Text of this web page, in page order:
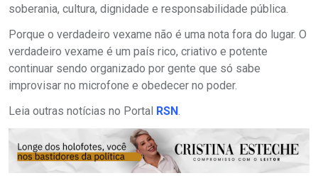
soberania, cultura, dignidade e responsabilidade pública.
Porque o verdadeiro vexame não é uma nota fora do lugar. O
verdadeiro vexame é um país rico, criativo e potente
continuar sendo organizado por gente que só sabe
improvisar no microfone e obedecer no poder.
Leia outras notícias no Portal RSN.